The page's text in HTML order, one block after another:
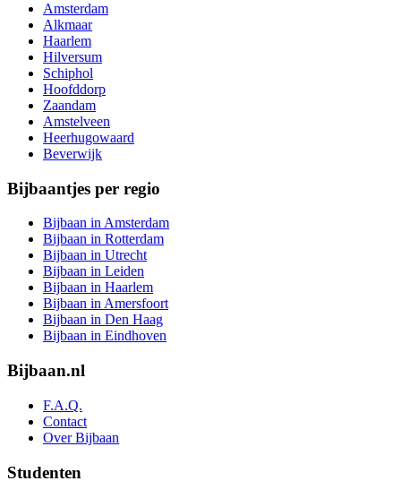
Amsterdam
Alkmaar
Haarlem
Hilversum
Schiphol
Hoofddorp
Zaandam
Amstelveen
Heerhugowaard
Beverwijk
Bijbaantjes per regio
Bijbaan in Amsterdam
Bijbaan in Rotterdam
Bijbaan in Utrecht
Bijbaan in Leiden
Bijbaan in Haarlem
Bijbaan in Amersfoort
Bijbaan in Den Haag
Bijbaan in Eindhoven
Bijbaan.nl
F.A.Q.
Contact
Over Bijbaan
Studenten